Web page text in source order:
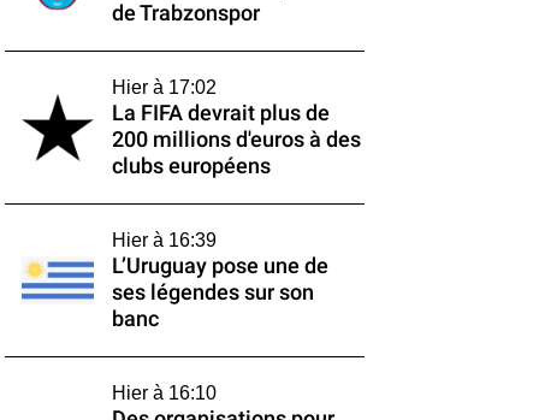
de Trabzonspor
Hier à 17:02
La FIFA devrait plus de
200 millions d'euros à des
clubs européens
Hier à 16:39
L’Uruguay pose une de
ses légendes sur son
banc
Hier à 16:10